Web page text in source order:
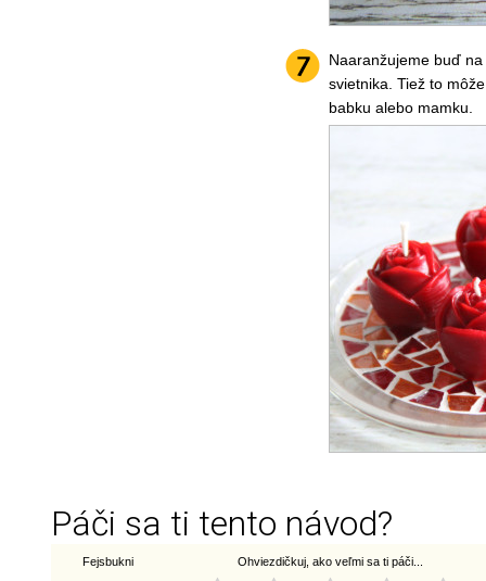
Naaranžujeme buď
svietnika. Tiež to
babku alebo mamku.
Páči sa ti tento návod?
Fejsbukni Ohviezdičkuj, ako veľmi sa ti páči...